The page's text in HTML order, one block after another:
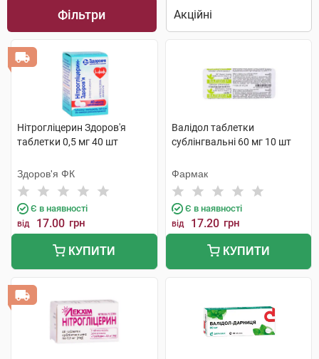
Фільтри
Нітрогліцерин Здоров'я
таблетки 0,5 мг 40 шт
Здоров'я ФК
Є в наявності
від 17.00 грн
КУПИТИ
Валідол таблетки
сублінгвальні 60 мг 10 шт
Фармак
Є в наявності
від 17.20 грн
КУПИТИ